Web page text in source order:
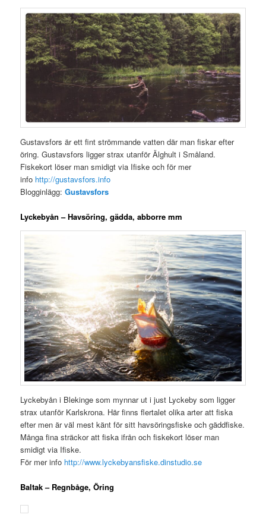
Gustavsfors är ett fint strömmande vatten där man fiskar efter
öring. Gustavsfors ligger strax utanför Älghult i Småland.
Fiskekort löser man smidigt via Ifiske och för mer
info http://gustavsfors.info
Blogginlägg:Gustavsfors
Lyckebyån – Havsöring, gädda, abborre mm
Lyckebyån i Blekinge som mynnar ut i just Lyckeby som ligger
strax utanför Karlskrona. Här finns flertalet olika arter att fiska
efter men är väl mest känt för sitt havsöringsfiske och gäddfiske.
Många fina sträckor att fiska ifrån och fiskekort löser man
smidigt via Ifiske.
För mer info http://www.lyckebyansfiske.dinstudio.se
Baltak – Regnbåge, Öring